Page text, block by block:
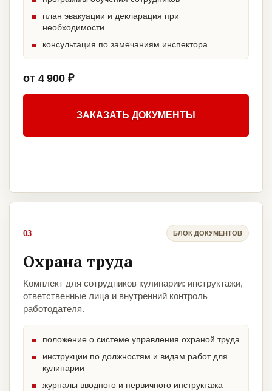
план эвакуации и декларация при
необходимости
консультация по замечаниям инспектора
от 4 900 ₽
ЗАКАЗАТЬ ДОКУМЕНТЫ
03 БЛОК ДОКУМЕНТОВ
Охрана труда
Комплект для сотрудников кулинарии: инструктажи,
ответственные лица и внутренний контроль
работодателя.
положение о системе управления охраной труда
инструкции по должностям и видам работ для
кулинарии
журналы вводного и первичного инструктажа